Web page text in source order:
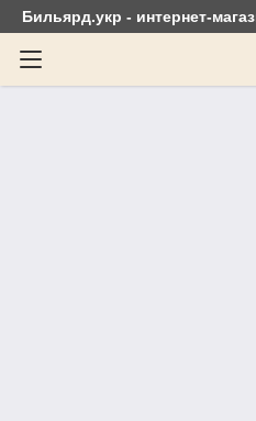
Бильярд.укр - интернет-